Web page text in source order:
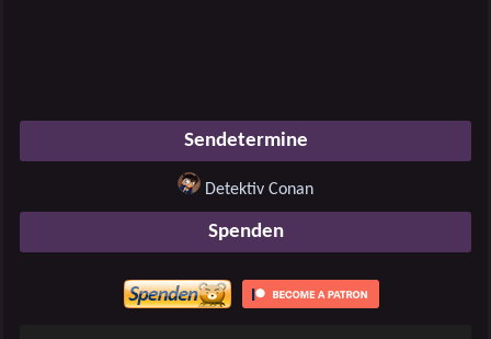
Sendetermine
Detektiv Conan
Spenden